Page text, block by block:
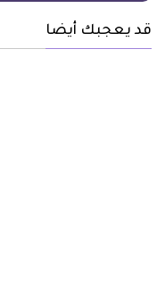
قد يعجبك أيضا